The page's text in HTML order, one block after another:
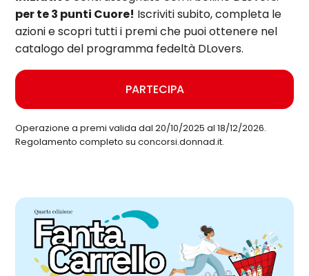
per te 3 punti Cuore! Iscriviti subito, completa le
azioni e scopri tutti i premi che puoi ottenere nel
catalogo del programma fedeltà DLovers.
PARTECIPA
Operazione a premi valida dal 20/10/2025 al 18/12/2026.
Regolamento completo su concorsi.donnad.it.